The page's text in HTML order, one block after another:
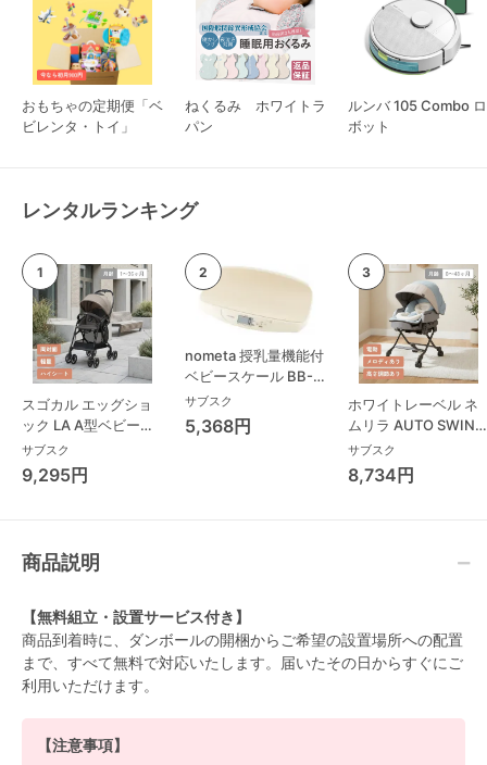
おもちゃの定期便「ベ
ビレンタ・トイ」
ねくるみ ホワイトラ
パン
ルンバ 105 Combo ロ
ボット
レンタルランキング
スゴカル エッグショ
ック LA A型ベビーカ
ー コンビ(Combi)
サブスク
9,295円
nometa 授乳量機能付
ベビースケール BB-
105 タニタ(TANITA)
ベビースケール・体重
計
サブスク
5,368円
ホワイトレーベル ネ
ムリラ AUTO SWING
BEDi Long スリープ
シェル EG コンビ
(Combi) ハイローチ
サブスク
8,734円
商品説明
【無料組立・設置サービス付き】
商品到着時に、ダンボールの開梱からご希望の設置場所への配置
まで、すべて無料で対応いたします。届いたその日からすぐにご
利用いただけます。
【注意事項】